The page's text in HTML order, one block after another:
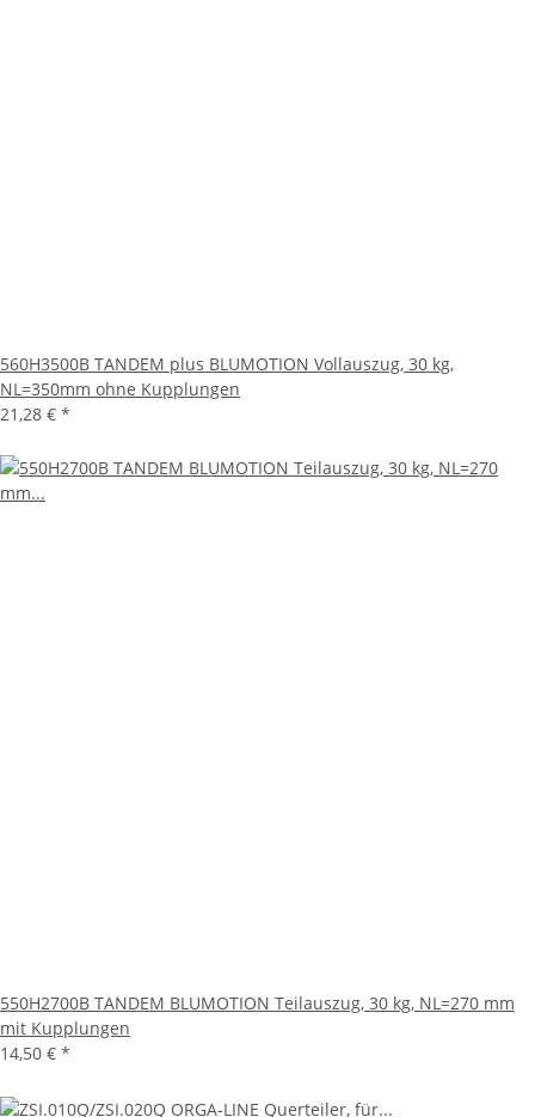
560H3500B TANDEM plus BLUMOTION Vollauszug, 30 kg,
NL=350mm ohne Kupplungen
21,28 € *
550H2700B TANDEM BLUMOTION Teilauszug, 30 kg, NL=270 mm
mit Kupplungen
14,50 € *